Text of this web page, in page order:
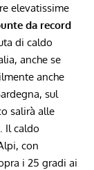
elevatissime
da record
di caldo
anche se
anche
sul
salirà alle
Il caldo
con
i 25 gradi ai